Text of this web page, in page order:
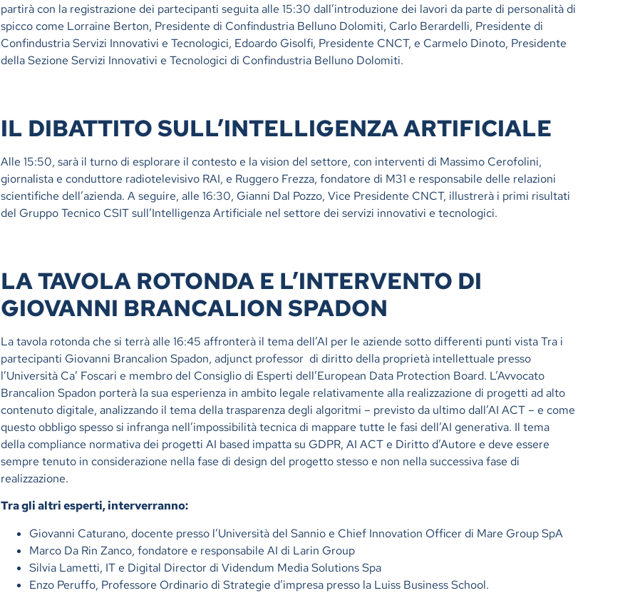
partirà con la registrazione dei partecipanti seguita alle 15:30 dall’introduzione dei lavori da parte di personalità di
spicco come Lorraine Berton, Presidente di Confindustria Belluno Dolomiti, Carlo Berardelli, Presidente di
Confindustria Servizi Innovativi e Tecnologici, Edoardo Gisolfi, Presidente CNCT, e Carmelo Dinoto, Presidente
della Sezione Servizi Innovativi e Tecnologici di Confindustria Belluno Dolomiti.
IL DIBATTITO SULL’INTELLIGENZA ARTIFICIALE
Alle 15:50, sarà il turno di esplorare il contesto e la vision del settore, con interventi di Massimo Cerofolini,
giornalista e conduttore radiotelevisivo RAI, e Ruggero Frezza, fondatore di M31 e responsabile delle relazioni
scientifiche dell’azienda. A seguire, alle 16:30, Gianni Dal Pozzo, Vice Presidente CNCT, illustrerà i primi risultati
del Gruppo Tecnico CSIT sull’Intelligenza Artificiale nel settore dei servizi innovativi e tecnologici.
LA TAVOLA ROTONDA E L’INTERVENTO DI
GIOVANNI BRANCALION SPADON
La tavola rotonda che si terrà alle 16:45 affronterà il tema dell’AI per le aziende sotto differenti punti vista Tra i
partecipanti Giovanni Brancalion Spadon, adjunct professor di diritto della proprietà intellettuale presso
l’Università Ca’ Foscari e membro del Consiglio di Esperti dell’European Data Protection Board. L’Avvocato
Brancalion Spadon porterà la sua esperienza in ambito legale relativamente alla realizzazione di progetti ad alto
contenuto digitale, analizzando il tema della trasparenza degli algoritmi – previsto da ultimo dall’AI ACT – e come
questo obbligo spesso si infranga nell’impossibilità tecnica di mappare tutte le fasi dell’AI generativa. Il tema
della compliance normativa dei progetti AI based impatta su GDPR, AI ACT e Diritto d’Autore e deve essere
sempre tenuto in considerazione nella fase di design del progetto stesso e non nella successiva fase di
realizzazione.
Tra gli altri esperti, interverranno:
Giovanni Caturano, docente presso l’Università del Sannio e Chief Innovation Officer di Mare Group SpA
Marco Da Rin Zanco, fondatore e responsabile AI di Larin Group
Silvia Lametti, IT e Digital Director di Videndum Media Solutions Spa
Enzo Peruffo, Professore Ordinario di Strategie d’impresa presso la Luiss Business School.